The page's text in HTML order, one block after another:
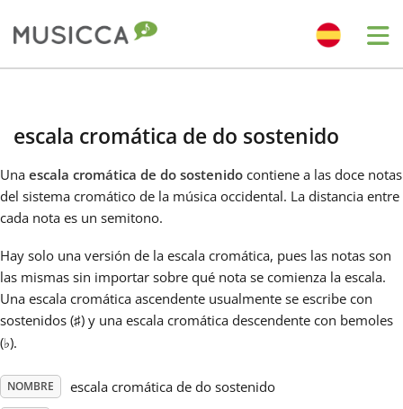
Deutsch
English
Español
escala cromática de do sostenido
Una escala cromática de do sostenido contiene a las doce notas
del sistema cromático de la música occidental. La distancia entre
cada nota es un semitono.
Hay solo una versión de la escala cromática, pues las notas son
las mismas sin importar sobre qué nota se comienza la escala.
Una escala cromática ascendente usualmente se escribe con
sostenidos (♯) y una escala cromática descendente con bemoles
(♭).
NOMBRE escala cromática de do sostenido